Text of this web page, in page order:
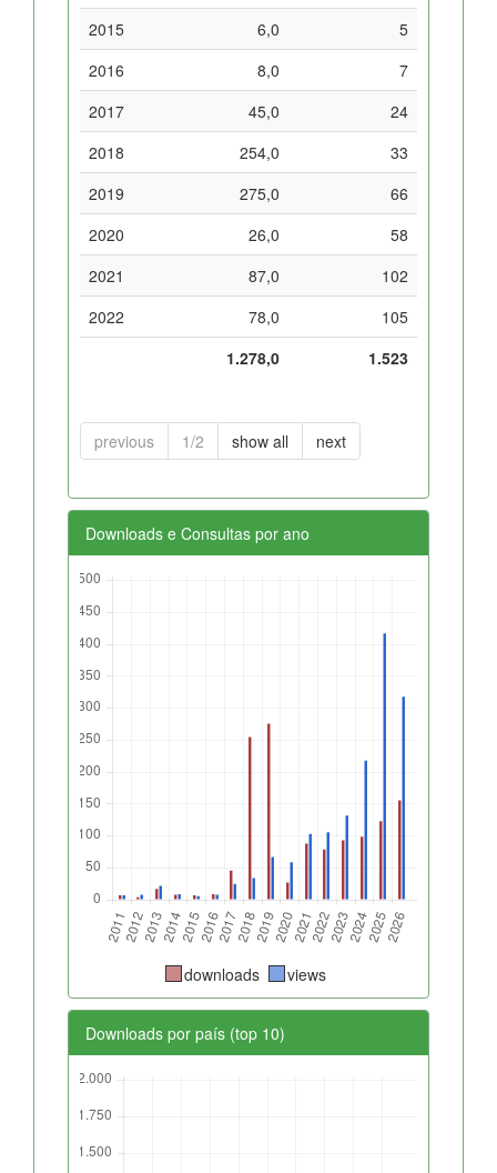
2015
6,0
5
2016
8,0
7
2017
45,0
24
2018
254,0
33
2019
275,0
66
2020
26,0
58
2021
87,0
102
2022
78,0
105
1.278,0
1.523
previous 1/2 show all next
Downloads e Consultas por ano
downloads views
Downloads por país (top 10)